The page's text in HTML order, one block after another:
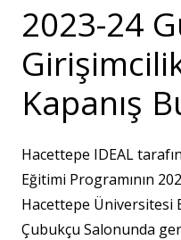
2023-24
Kapanış
Hacettepe IDEAL
Eğitimi Programının
Hacettepe Üniversitesi
Çubukçu Salonunda